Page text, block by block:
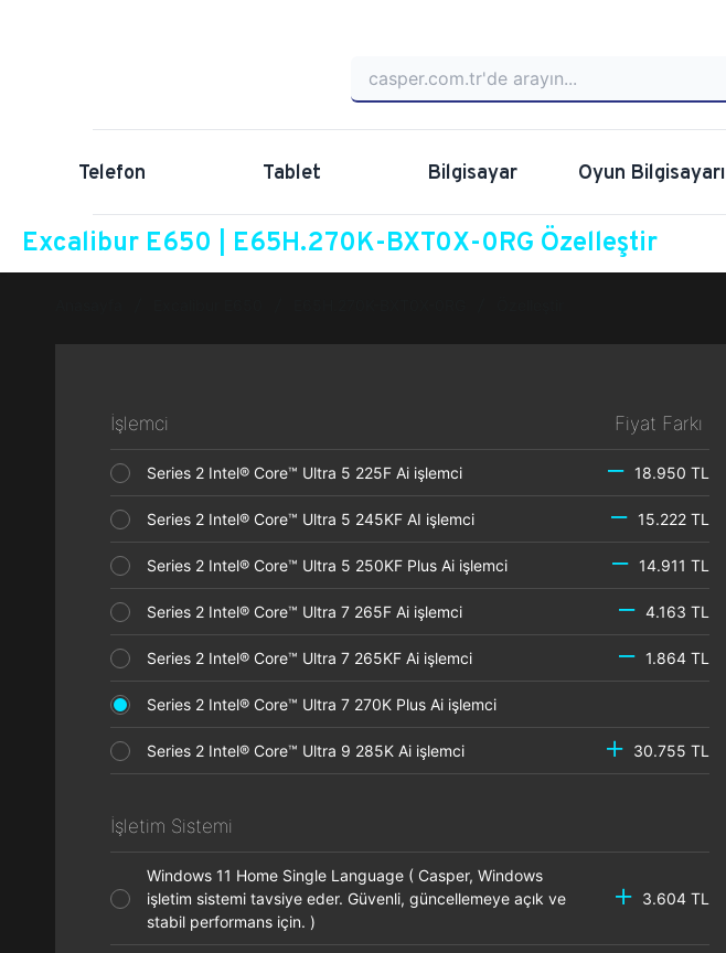
Telefon Tablet Bilgisayar Oyun Bilgisayarı
Excalibur E650 | E65H.270K-BXT0X-0RG Özelleştir
İşlemci Fiyat Farkı
Series 2 Intel® Core™ Ultra 5 225F Ai işlemci 18.950 TL
Series 2 Intel® Core™ Ultra 5 245KF AI işlemci 15.222 TL
Series 2 Intel® Core™ Ultra 5 250KF Plus Ai işlemci 14.911 TL
Series 2 Intel® Core™ Ultra 7 265F Ai işlemci 4.163 TL
Series 2 Intel® Core™ Ultra 7 265KF Ai işlemci 1.864 TL
Series 2 Intel® Core™ Ultra 7 270K Plus Ai işlemci
Series 2 Intel® Core™ Ultra 9 285K Ai işlemci 30.755 TL
İşletim Sistemi
Windows 11 Home Single Language ( Casper, Windows
işletim sistemi tavsiye eder. Güvenli, güncellemeye açık ve
stabil performans için. )
3.604 TL